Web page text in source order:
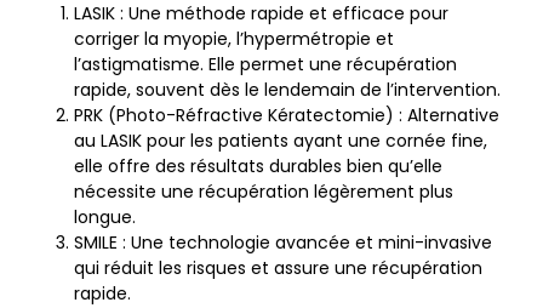
LASIK : Une méthode rapide et efficace pour
corriger la myopie, l’hypermétropie et
l’astigmatisme. Elle permet une récupération
rapide, souvent dès le lendemain de l’intervention.
PRK (Photo-Réfractive Kératectomie) : Alternative
au LASIK pour les patients ayant une cornée fine,
elle offre des résultats durables bien qu’elle
nécessite une récupération légèrement plus
longue.
SMILE : Une technologie avancée et mini-invasive
qui réduit les risques et assure une récupération
rapide.